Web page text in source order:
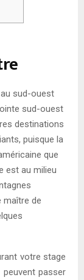
sud-ouest
sud-ouest
destinations
puisque la
que
est au milieu
maître de
votre stage
passer